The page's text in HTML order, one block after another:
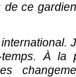
de ce
À la